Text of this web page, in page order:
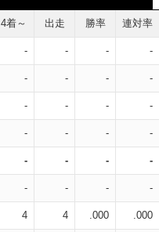
4着～ 出走 勝率 連対率
- - - -
- - - -
- - - -
- - - -
- - - -
- - - -
4 4 .000 .000